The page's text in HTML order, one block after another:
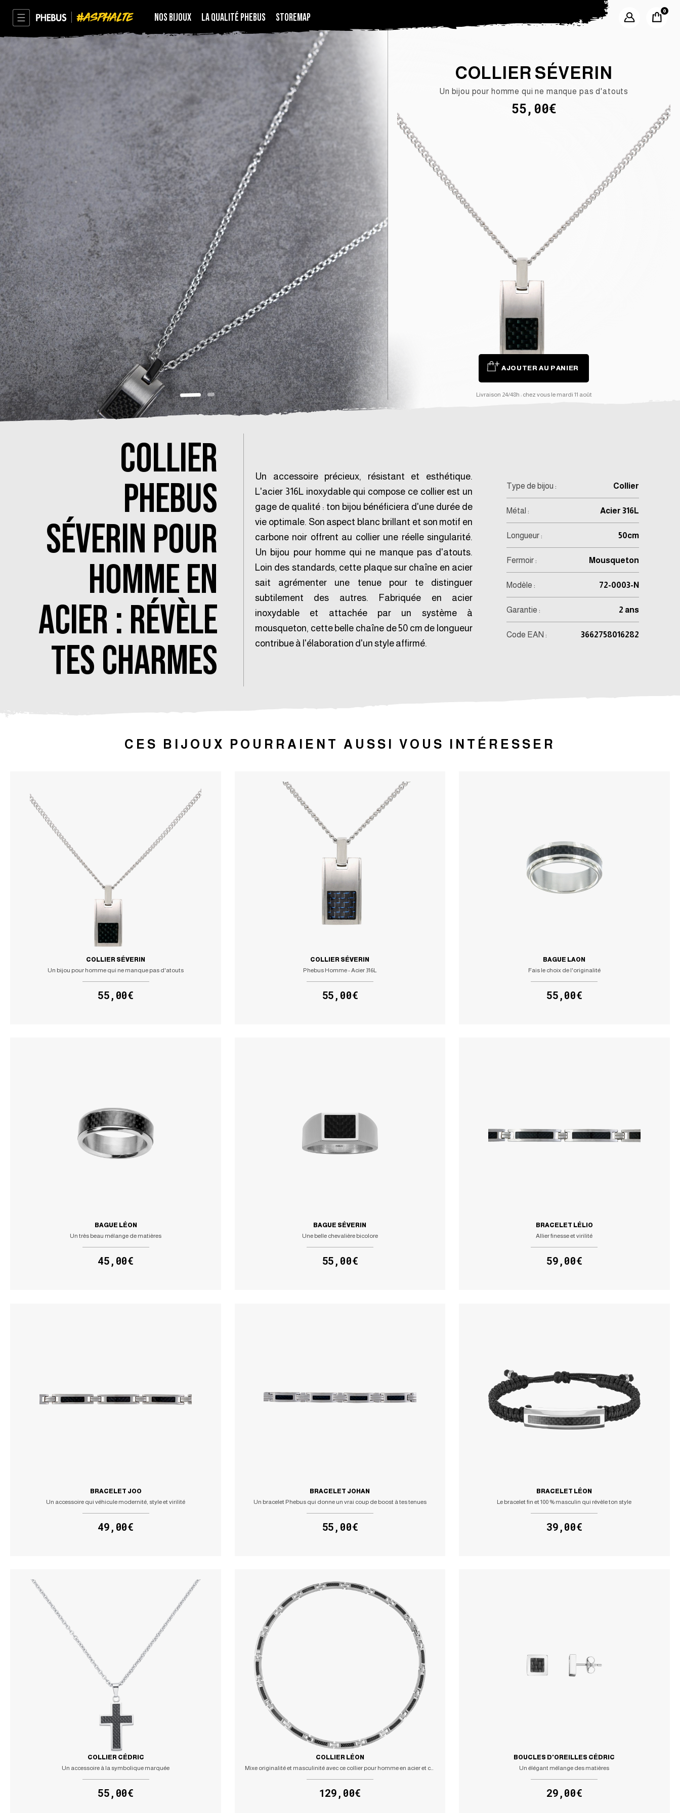
PHEBUS ASPHALTE NOS BIJOUX LA QUALITÉ PHEBUS STOREMAP
COLLIER SÉVERIN
Un bijou pour homme qui ne manque pas d'atouts
55,00€
AJOUTER AU PANIER
Livraison 24/48h : chez vous le mardi 11 août
COLLIER
PHEBUS
SÉVERIN POUR
HOMME EN
ACIER : RÉVÈLE
TES CHARMES
Un accessoire précieux, résistant et esthétique.
L'acier 316L inoxydable qui compose ce collier est un
gage de qualité : ton bijou bénéficiera d'une durée de
vie optimale. Son aspect blanc brillant et son motif en
carbone noir offrent au collier une réelle singularité.
Un bijou pour homme qui ne manque pas d'atouts.
Loin des standards, cette plaque sur chaîne en acier
sait agrémenter une tenue pour te distinguer
subtilement des autres. Fabriquée en acier
inoxydable et attachée par un système à
mousqueton, cette belle chaîne de 50 cm de longueur
contribue à l'élaboration d'un style affirmé.
Type de bijou : Collier
Métal : Acier 316L
Longueur : 50cm
Fermoir : Mousqueton
Modèle : 72-0003-N
Garantie : 2 ans
Code EAN : 3662758016282
CES BIJOUX POURRAIENT AUSSI VOUS INTÉRESSER
COLLIER SÉVERIN
Un bijou pour homme qui ne manque pas d'atouts
55,00€
COLLIER SÉVERIN
Phebus Homme - Acier 316L
55,00€
BAGUE LAON
Fais le choix de l'originalité
55,00€
BAGUE LÉON
Un très beau mélange de matières
45,00€
BAGUE SÉVERIN
Une belle chevalière bicolore
55,00€
BRACELET LÉLIO
Allier finesse et virilité
59,00€
BRACELET JOO
Un accessoire qui véhicule modernité, style et virilité
49,00€
BRACELET JOHAN
Un bracelet Phebus qui donne un vrai coup de boost à tes tenues
55,00€
BRACELET LÉON
Le bracelet fin et 100 % masculin qui révèle ton style
39,00€
COLLIER CÉDRIC
Un accessoire à la symbolique marquée
55,00€
COLLIER LÉON
Mixe originalité et masculinité avec ce collier pour homme en acier et carbone
129,00€
BOUCLES D'OREILLES CÉDRIC
Un élégant mélange des matières
29,00€